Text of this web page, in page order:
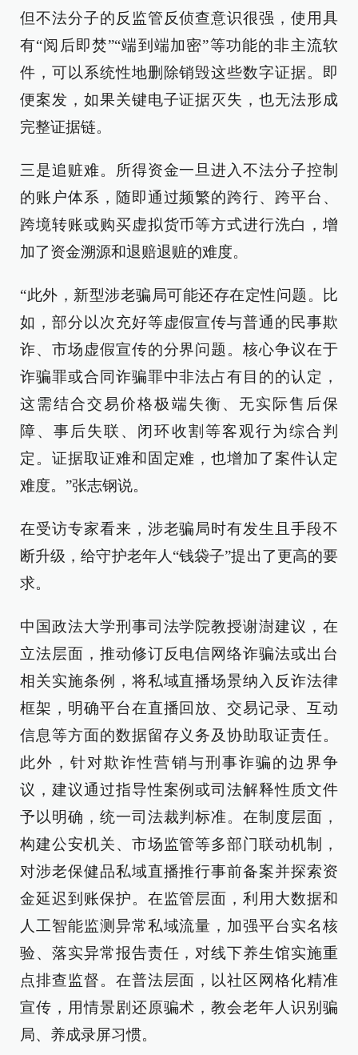
但不法分子的反监管反侦查意识很强，使用具
有“阅后即焚”“端到端加密”等功能的非主流软
件，可以系统性地删除销毁这些数字证据。即
便案发，如果关键电子证据灭失，也无法形成
完整证据链。
三是追赃难。所得资金一旦进入不法分子控制
的账户体系，随即通过频繁的跨行、跨平台、
跨境转账或购买虚拟货币等方式进行洗白，增
加了资金溯源和退赔退赃的难度。
“此外，新型涉老骗局可能还存在定性问题。比
如，部分以次充好等虚假宣传与普通的民事欺
诈、市场虚假宣传的分界问题。核心争议在于
诈骗罪或合同诈骗罪中非法占有目的的认定，
这需结合交易价格极端失衡、无实际售后保
障、事后失联、闭环收割等客观行为综合判
定。证据取证难和固定难，也增加了案件认定
难度。”张志钢说。
在受访专家看来，涉老骗局时有发生且手段不
断升级，给守护老年人“钱袋子”提出了更高的要
求。
中国政法大学刑事司法学院教授谢澍建议，在
立法层面，推动修订反电信网络诈骗法或出台
相关实施条例，将私域直播场景纳入反诈法律
框架，明确平台在直播回放、交易记录、互动
信息等方面的数据留存义务及协助取证责任。
此外，针对欺诈性营销与刑事诈骗的边界争
议，建议通过指导性案例或司法解释性质文件
予以明确，统一司法裁判标准。在制度层面，
构建公安机关、市场监管等多部门联动机制，
对涉老保健品私域直播推行事前备案并探索资
金延迟到账保护。在监管层面，利用大数据和
人工智能监测异常私域流量，加强平台实名核
验、落实异常报告责任，对线下养生馆实施重
点排查监督。在普法层面，以社区网格化精准
宣传，用情景剧还原骗术，教会老年人识别骗
局、养成录屏习惯。